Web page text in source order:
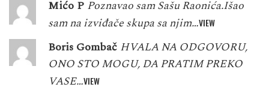
Mićo P Poznavao sam Sašu Raonića.Išao
sam na izviđače skupa sa njim…VIEW
Boris Gombač HVALA NA ODGOVORU,
ONO STO MOGU, DA PRATIM PREKO
VASE…VIEW